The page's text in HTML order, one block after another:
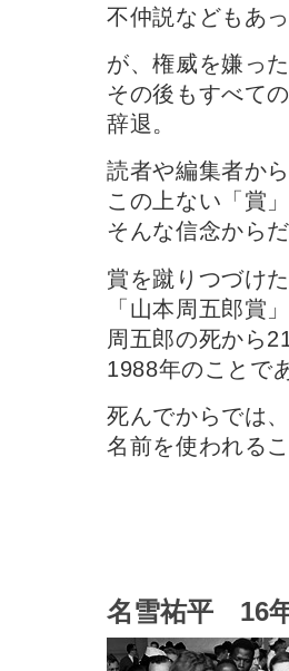
不仲説などもあ
が、権威を嫌っ
その後もすべて
辞退。
読者や編集者か
この上ない「賞
そんな信念から
賞を蹴りつづけ
「山本周五郎賞
周五郎の死から
1988年のことで
死んでからでは
名前を使われる
名雪祐平 16